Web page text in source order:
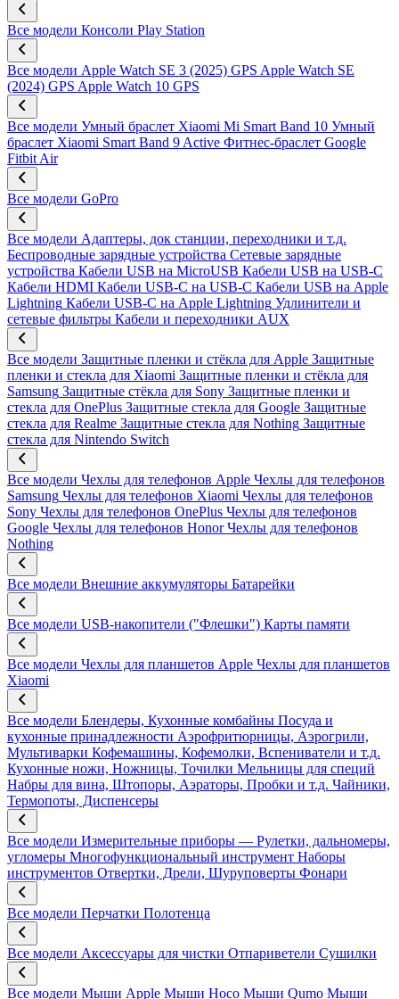
Все модели Консоли Play Station
Все модели Apple Watch SE 3 (2025) GPS Apple Watch SE
(2024) GPS Apple Watch 10 GPS
Все модели Умный браслет Xiaomi Mi Smart Band 10 Умный
браслет Xiaomi Smart Band 9 Active Фитнес-браслет Google
Fitbit Air
Все модели GoPro
Все модели Адаптеры, док станции, переходники и т.д.
Беспроводные зарядные устройства Сетевые зарядные
устройства Кабели USB на MicroUSB Кабели USB на USB-C
Кабели HDMI Кабели USB-C на USB-C Кабели USB на Apple
Lightning Кабели USB-C на Apple Lightning Удлинители и
сетевые фильтры Кабели и переходники AUX
Все модели Защитные пленки и стёкла для Apple Защитные
пленки и стекла для Xiaomi Защитные пленки и стёкла для
Samsung Защитные стёкла для Sony Защитные пленки и
стекла для OnePlus Защитные стекла для Google Защитные
стекла для Realme Защитные стекла для Nothing Защитные
стекла для Nintendo Switch
Все модели Чехлы для телефонов Apple Чехлы для телефонов
Samsung Чехлы для телефонов Xiaomi Чехлы для телефонов
Sony Чехлы для телефонов OnePlus Чехлы для телефонов
Google Чехлы для телефонов Honor Чехлы для телефонов
Nothing
Все модели Внешние аккумуляторы Батарейки
Все модели USB-накопители ("Флешки") Карты памяти
Все модели Чехлы для планшетов Apple Чехлы для планшетов
Xiaomi
Все модели Блендеры, Кухонные комбайны Посуда и
кухонные принадлежности Аэрофритюрницы, Аэрогрили,
Мультиварки Кофемашины, Кофемолки, Вспениватели и т.д.
Кухонные ножи, Ножницы, Точилки Мельницы для специй
Набры для вина, Штопоры, Аэраторы, Пробки и т.д. Чайники,
Термопоты, Диспенсеры
Все модели Измерительные приборы — Рулетки, дальномеры,
угломеры Многофункциональный инструмент Наборы
инструментов Отвертки, Дрели, Шуруповерты Фонари
Все модели Перчатки Полотенца
Все модели Аксессуары для чистки Отпариветели Сушилки
Все модели Мыши Apple Мыши Hoco Мыши Qumo Мыши